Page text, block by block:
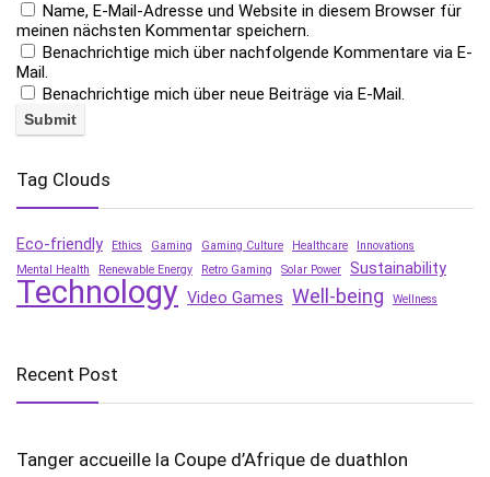
Name, E-Mail-Adresse und Website in diesem Browser für
meinen nächsten Kommentar speichern.
Benachrichtige mich über nachfolgende Kommentare via E-
Mail.
Benachrichtige mich über neue Beiträge via E-Mail.
Tag Clouds
Eco-friendly Ethics Gaming Gaming Culture Healthcare
Innovations
Mental Health
Renewable Energy Retro Gaming Solar Power Sustainability
Technology Video Games Well-being Wellness
Recent Post
Tanger accueille la Coupe d’Afrique de duathlon